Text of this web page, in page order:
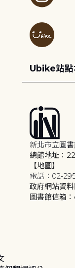
Ubike站點
新北市立圖
總館地址：
【地圖】
電話：02-
政府網站資
圖書館信箱